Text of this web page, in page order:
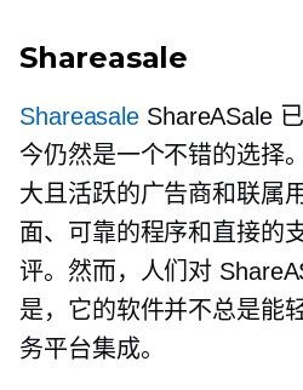
Shareasale
Shareasale ShareASale
今仍然是一个不错的选择
大且活跃的广告商和联属
面、可靠的程序和直接的
评。然而，人们对
是，它的软件并不总是能
务平台集成。